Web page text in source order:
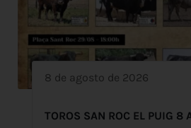
8 de agosto de 2026
TOROS SAN ROC EL PUIG 8